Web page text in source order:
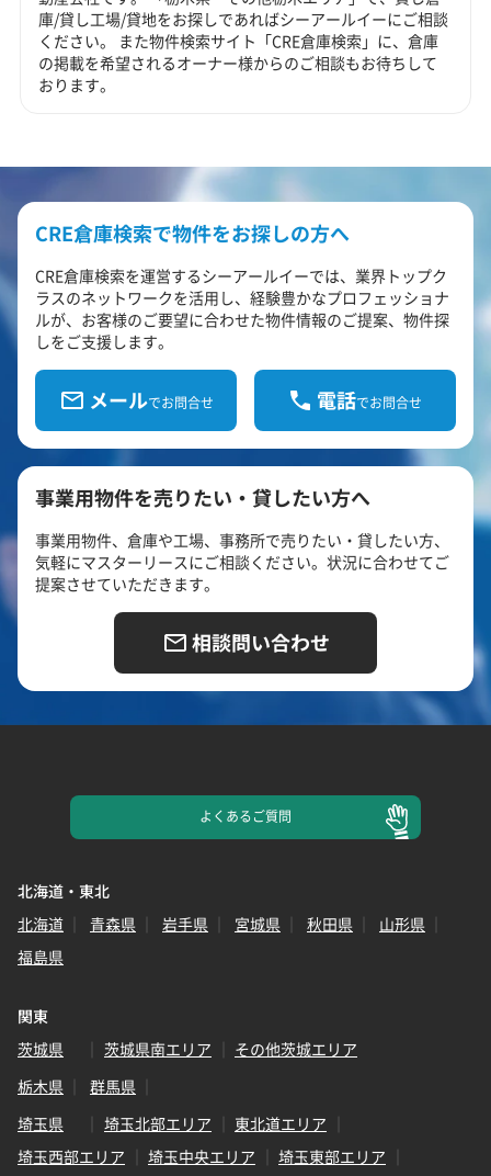
庫/貸し工場/貸地をお探しであればシーアールイーにご相談
ください。 また物件検索サイト「CRE倉庫検索」に、倉庫
の掲載を希望されるオーナー様からのご相談もお待ちして
おります。
CRE倉庫検索で物件をお探しの方へ
CRE倉庫検索を運営するシーアールイーでは、業界トップク
ラスのネットワークを活用し、経験豊かなプロフェッショナ
ルが、お客様のご要望に合わせた物件情報のご提案、物件探
しをご支援します。
メールでお問合せ 電話でお問合せ
事業用物件を売りたい・貸したい方へ
事業用物件、倉庫や工場、事務所で売りたい・貸したい方、
気軽にマスターリースにご相談ください。状況に合わせてご
提案させていただきます。
相談問い合わせ
よくあるご質問
北海道・東北
北海道
青森県 岩手県 宮城県 秋田県
山形県
福島県
関東
茨城県
茨城県南エリア
その他茨城エリア
栃木県
群馬県
埼玉県
埼玉北部エリア
東北道エリア
埼玉西部エリア
埼玉中央エリア
埼玉東部エリア